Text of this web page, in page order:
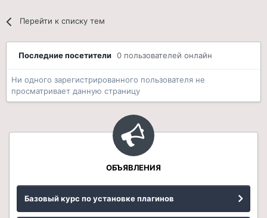
Перейти к списку тем
Последние посетители 0 пользователей онлайн
Ни одного зарегистрированного пользователя не
просматривает данную страницу
ОБЪЯВЛЕНИЯ
Базовый курс по установке плагинов